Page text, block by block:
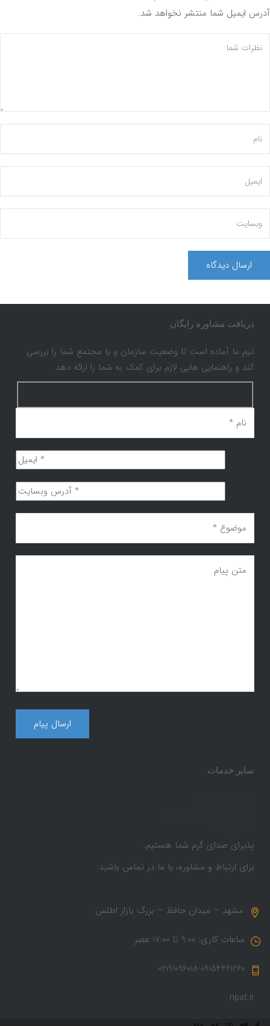
ایمیل شما منتشر نخواهد شد.
دریافت مشاوره رایگان
تیم ما آماده است تا وضعیت سازمان و یا مجتمع شما را بررسی
کند و راهنمایی هایی لازم برای کمک به شما را ارائه دهد.
سایر خدمات
پذیرای صدای گرم شما هستیم.
برای ارتباط و مشاوره، با ما در تماس باشید:
مشهد – میدان حافظ – بزرگ بازار اطلس
ساعات کاری: 9:00 تا 17:00 عصر
02191096018-09154461260
npat.ir